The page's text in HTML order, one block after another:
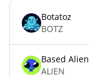
Botatoz
BOTZ
Based Alien
ALIEN